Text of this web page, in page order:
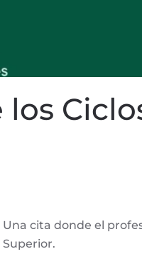
cita donde el